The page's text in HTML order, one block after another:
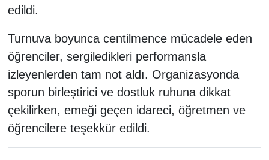
edildi.
Turnuva boyunca centilmence mücadele eden
öğrenciler, sergiledikleri performansla
izleyenlerden tam not aldı. Organizasyonda
sporun birleştirici ve dostluk ruhuna dikkat
çekilirken, emeği geçen idareci, öğretmen ve
öğrencilere teşekkür edildi.